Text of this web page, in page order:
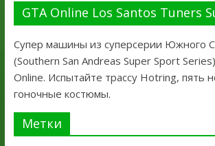
GTA Online Los Santos Tuners
Супер машины из суперсерии Южного
(Southern San Andreas Super Sport
Online. Испытайте трассу Hotring, пять
гоночные костюмы.
Метки